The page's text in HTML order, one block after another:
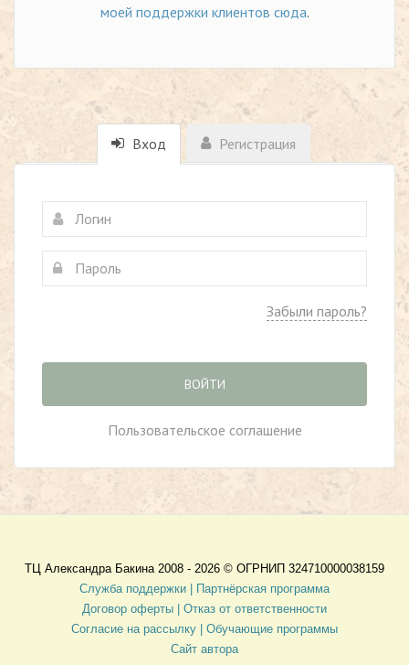
моей поддержки клиентов сюда.
Вход Регистрация
Забыли пароль?
ВОЙТИ
Пользовательское соглашение
ТЦ Александра Бакина 2008 - 2026 © ОГРНИП 324710000038159
Служба поддержки |
Партнёрская программа
Договор оферты
| Отказ от ответственности
Согласие на рассылку | Обучающие программы
Сайт автора